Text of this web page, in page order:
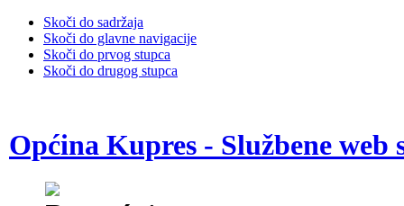
Skoči do sadržaja
Skoči do glavne navigacije
Skoči do prvog stupca
Skoči do drugog stupca
Općina Kupres - Službene web